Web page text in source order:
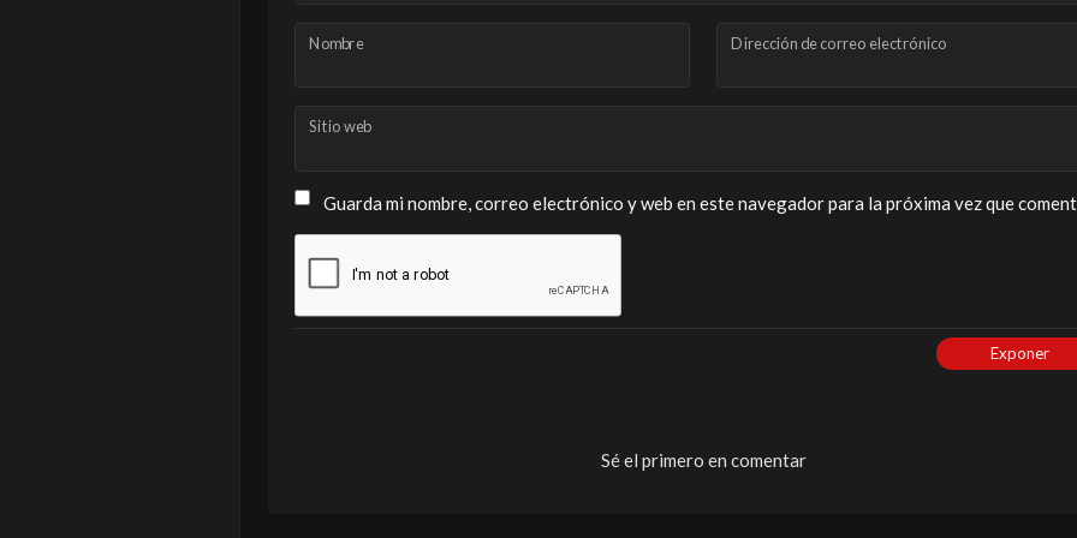
Nombre Dirección de correo electrónico
Sitio web
Guarda mi nombre, correo electrónico y web en este navegador para la próxima vez que
Exponer
Sé el primero en comentar